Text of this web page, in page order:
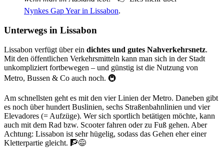
Nynkes Gap Year in Lissabon.
Unterwegs in Lissabon
Lissabon verfügt über ein dichtes und gutes Nahverkehrsnetz.
Mit den öffentlichen Verkehrsmitteln kann man sich in der Stadt
unkompliziert fortbewegen – und günstig ist die Nutzung von
Metro, Bussen & Co auch noch. 🚇
Am schnellsten geht es mit den vier Linien der Metro. Daneben gibt
es noch über hundert Buslinien, sechs Straßenbahnlinien und vier
Elevadores (= Aufzüge). Wer sich sportlich betätigen möchte, kann
auch mit dem Rad bzw. Scooter fahren oder zu Fuß gehen. Aber
Achtung: Lissabon ist sehr hügelig, sodass das Gehen eher einer
Kletterpartie gleicht. 🧗😅